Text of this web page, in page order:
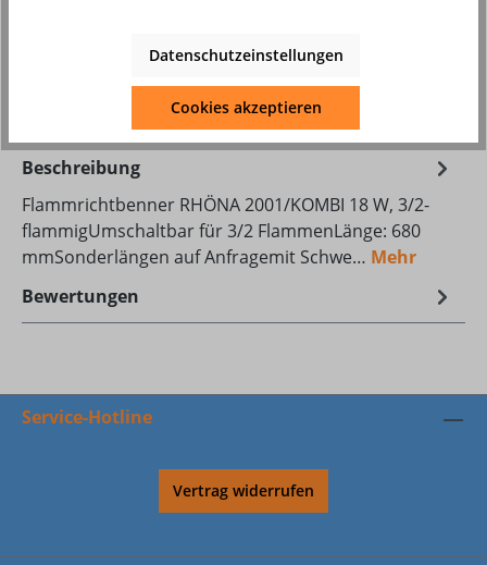
Zum Merkzettel hinzufügen
Beschreibung
Flammrichtbenner RHÖNA 2001/KOMBI 18 W, 3/2-
flammigUmschaltbar für 3/2 FlammenLänge: 680
mmSonderlängen auf Anfragemit Schwe… Mehr
Bewertungen
Service-Hotline
Vertrag widerrufen
Datenschutzeinstellungen
Cookies akzeptieren